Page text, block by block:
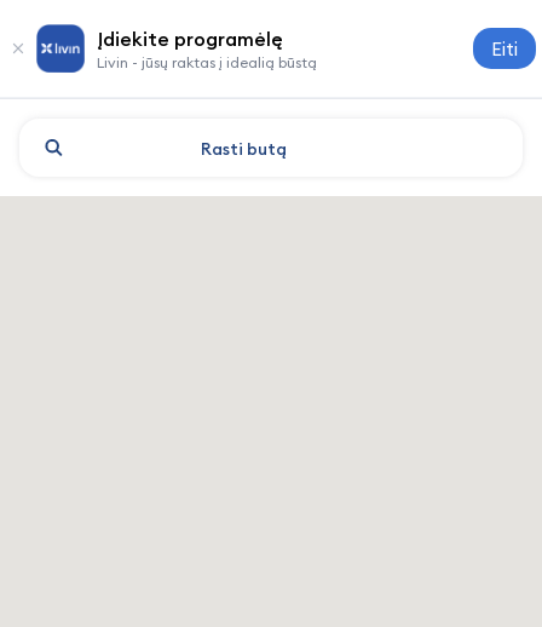
Įdiekite programėlę
Livin - jūsų raktas į idealią būstą
Eiti
Rasti butą
Shanghai: viešbučiai ir